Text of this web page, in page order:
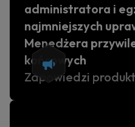
administratora i
najmniejszych
Menedżera
końcowych
Zapowiedzi